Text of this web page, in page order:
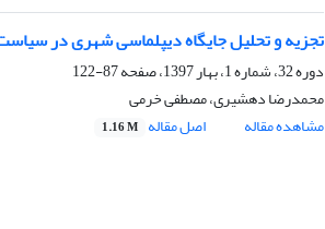
تجزیه و تحلیل جایگاه دیپلماسی شهری در
دوره 32، شماره 1، بهار 1397، صفحه
87-122
محمدرضا دهشیری، مصطفی خرمی
مشاهده مقاله
اصل مقاله 1.16 M